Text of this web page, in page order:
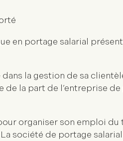
en portage salarial
la gestion de sa
la part de l’entreprise
organiser son emploi du
société de portage